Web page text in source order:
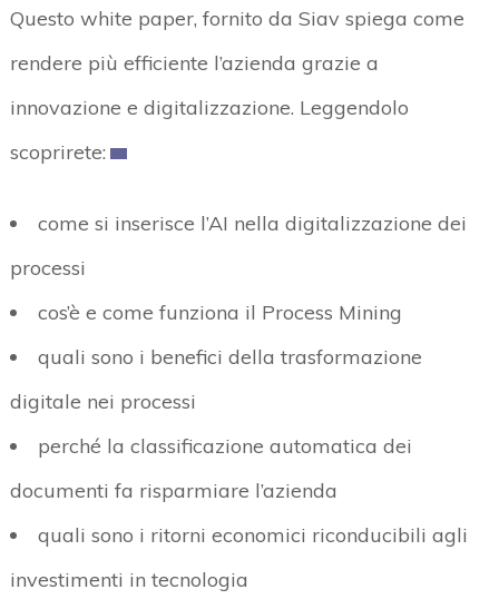
Questo white paper, fornito da Siav spiega come
rendere più efficiente l’azienda grazie a
innovazione e digitalizzazione. Leggendolo
scoprirete:
come si inserisce l’AI nella digitalizzazione dei
processi
cos’è e come funziona il Process Mining
quali sono i benefici della trasformazione
digitale nei processi
perché la classificazione automatica dei
documenti fa risparmiare l’azienda
quali sono i ritorni economici riconducibili agli
investimenti in tecnologia